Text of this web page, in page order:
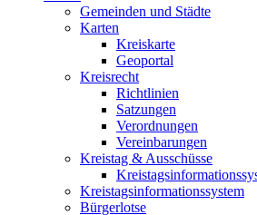
Gemeinden und Städte
Karten
Kreiskarte
Geoportal
Kreisrecht
Richtlinien
Satzungen
Verordnungen
Vereinbarungen
Kreistag & Ausschüsse
Kreistagsinformationssystem
Bürgerlotse